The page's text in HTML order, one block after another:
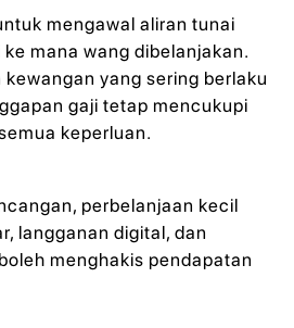
mengawal aliran tunai
mana wang dibelanjakan.
yang sering berlaku
gaji tetap mencukupi
keperluan.
perbelanjaan kecil
langganan digital, dan
menghakis pendapatan